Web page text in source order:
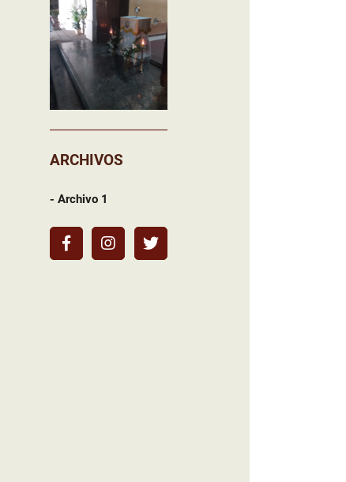
ARCHIVOS
- Archivo 1